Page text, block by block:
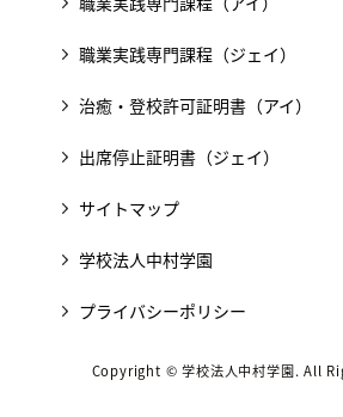
職業実践専門課程（ジェイ）
治癒・登校許可証明書（アイ）
出席停止証明書（ジェイ）
サイトマップ
学校法人中村学園
プライバシーポリシー
Copyright © 学校法人中村学園. All